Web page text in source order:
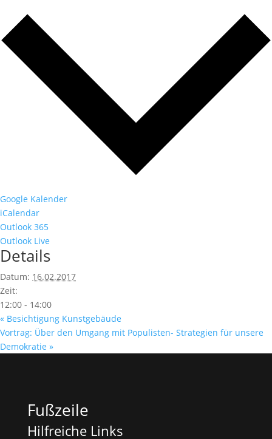
Google Kalender
iCalendar
Outlook 365
Outlook Live
Details
Datum: 16.02.2017
Zeit:
12:00 - 14:00
« Besichtigung Kunstgebäude
Vortrag: Über den Umgang mit Populisten- Strategien für unsere
Demokratie »
Fußzeile
Hilfreiche Links